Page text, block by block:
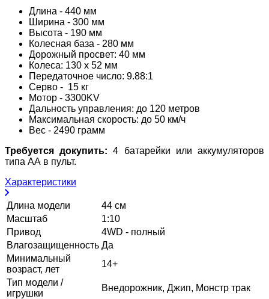
Длина - 440 мм
Ширина - 300 мм
Высота - 190 мм
Колесная база - 280 мм
Дорожный просвет: 40 мм
Колеса: 130 х 52 мм
Передаточное число: 9.88:1
Серво - 15 кг
Мотор - 3300KV
Дальность управления: до 120 метров
Максимальная скорость: до 50 км/ч
Вес - 2490 грамм
Требуется докупить: 4 батарейки или аккумуляторов
типа АА в пульт.
Характеристики
Длина модели
44 см
Масштаб
1:10
Привод
4WD - полный
Влагозащищенность Да
Минимальный
возраст, лет
14+
Тип модели /
игрушки
Внедорожник, Джип, Монстр трак